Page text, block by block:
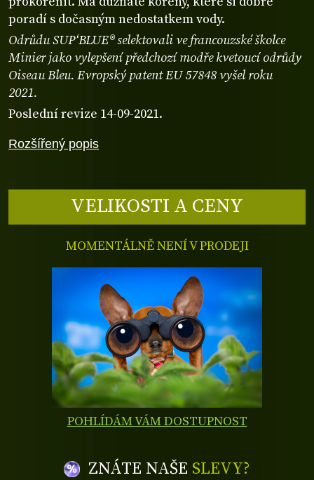
Rozšířený popis
poradí s dočasným nedostatkem vody.
Odrůdu SUP‘BLUE® selektovali ve francouzské školce
Minier jako vylepšení předchozí modře kvetoucí odrůdy
Oiseau Bleu. Evropský patent EU 57848 vyšel roku
2021.
Poslední revize 14-09-2021.
VELIKOSTI A CENY
MOMENTÁLNĚ NENÍ V PRODEJI
POHLÍDÁM VÁM DOSTUPNOST
ZNÁTE NAŠE SLEVY?